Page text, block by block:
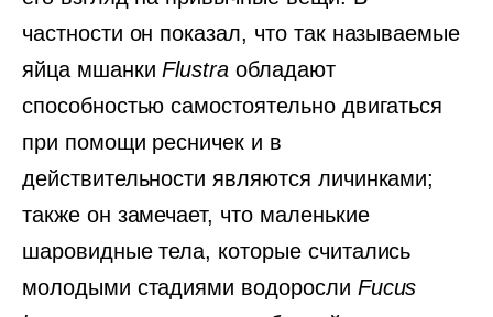
частности он показал, что так называемые
яйца мшанкиFlustra обладают
способностью самостоятельно двигаться
при помощи ресничек и в
действительности являются личинками;
также он замечает, что маленькие
шаровидные тела, которые считались
молодыми стадиями водоросли Fucus